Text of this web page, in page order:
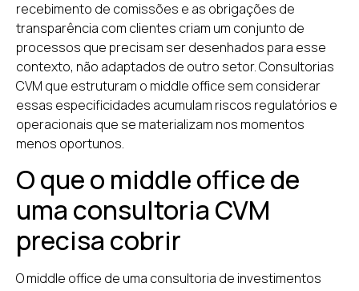
recebimento de comissões e as obrigações de
transparência com clientes criam um conjunto de
processos que precisam ser desenhados para esse
contexto, não adaptados de outro setor. Consultorias
CVM que estruturam o middle office sem considerar
essas especificidades acumulam riscos regulatórios e
operacionais que se materializam nos momentos
menos oportunos.
O que o middle office de
uma consultoria CVM
precisa cobrir
O middle office de uma consultoria de investimentos